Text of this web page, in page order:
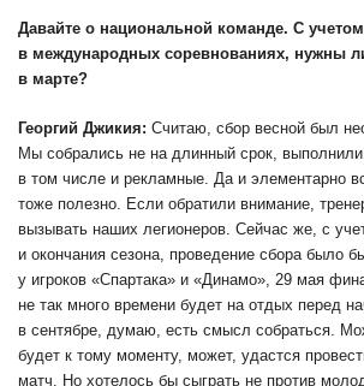
Давайте о национальной команде. С
в международных соревнованиях, нужны
в марте?
Георгий Джикия: Считаю, сбор весной был
Мы собрались не на длинный срок, выполнили
в том числе и рекламные. Да и элементарно
тоже полезно. Если обратили внимание,
вызывать наших легионеров. Сейчас же, с
и окончания сезона, проведение сбора было
у игроков «Спартака» и «Динамо», 29 мая
не так много времени будет на отдых перед
в сентябре, думаю, есть смысл собраться.
будет к тому моменту, может, удастся
матч. Но хотелось бы сыграть не против